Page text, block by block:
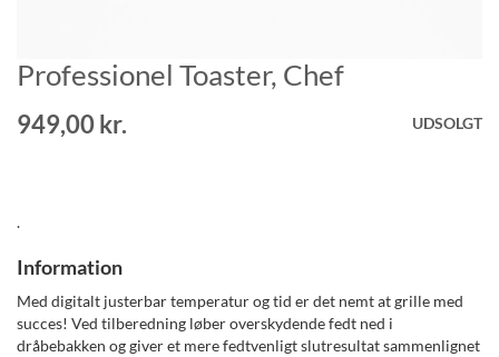
Gå
til
starten
af
Professionel Toaster, Chef
949,00 kr. UDSOLGT
.
Information
Med digitalt justerbar temperatur og tid er det nemt at grille med
succes! Ved tilberedning løber overskydende fedt ned i
dråbebakken og giver et mere fedtvenligt slutresultat sammenlignet